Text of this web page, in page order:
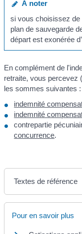
À noter
si vous choisissez de
plan de sauvegarde
départ est exonérée
En complément de
retraite, vous percevez
les sommes suivantes :
indemnité
indemnité
contrepartie
concurrence.
Textes de référence
Pour en savoir plus